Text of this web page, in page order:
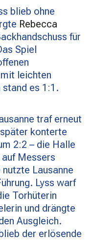
blieb ohne
Rebecca
für
Spiel
leichten
es 1:1.
traf erneut
konterte
2:2 – die Halle
Messers
Lausanne
Lyss warf
Torhüterin
und drängte
Ausgleich.
der erlösende